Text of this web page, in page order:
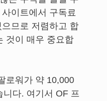
이트에서 구독료
므로 저렴하고 합
것이 매우 중요합
로워가 약 10,000
다. 여기서 OF 프